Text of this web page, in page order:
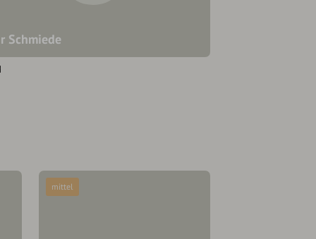
Schmiede
mittel